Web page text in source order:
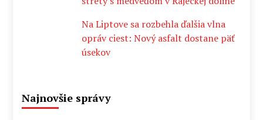
Na Liptove sa rozbehla ďalšia vlna
opráv ciest: Nový asfalt dostane päť
úsekov
Najnovšie správy